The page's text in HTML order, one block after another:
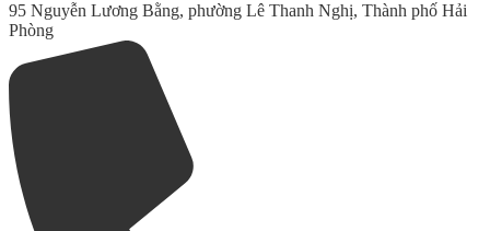
95 Nguyễn Lương Bằng, phường Lê Thanh Nghị, Thành phố Hải
Phòng